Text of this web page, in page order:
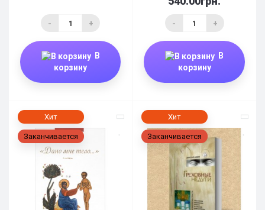
- +
В
корзину
- +
В
корзину
Хит
Заканчивается
Хит
Заканчивается